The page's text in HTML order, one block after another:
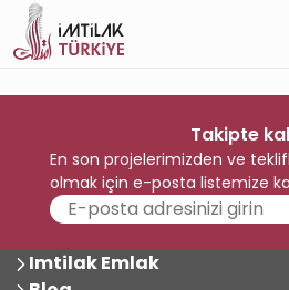
Takipte
En son projelerimizden ve
olmak için e-posta listemize
Imtilak Emlak